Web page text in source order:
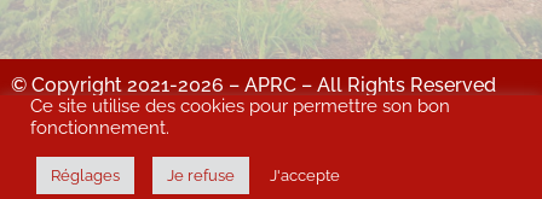
© Copyright 2021-2026 – APRC – All Rights Reserved
MENTIONS LÉGALES : Site & contenus : propriété de l'APRC – Directrice de
Hébergeur : OVH
Ce site utilise des cookies pour permettre son bon
fonctionnement.
Réglages Je refuse J'accepte